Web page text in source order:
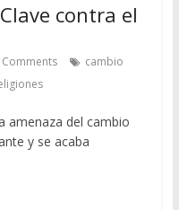
contra el
Comments
cambio
amenaza del cambio
y se acaba